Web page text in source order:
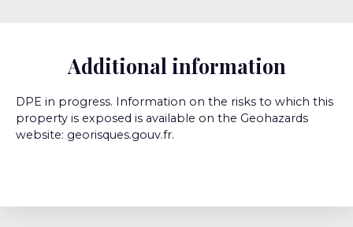
Additional information
DPE in progress. Information on the risks to which this
property is exposed is available on the Geohazards
website: georisques.gouv.fr.